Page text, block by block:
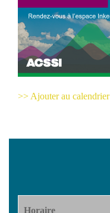
>> Ajouter au calendrier
Horaire